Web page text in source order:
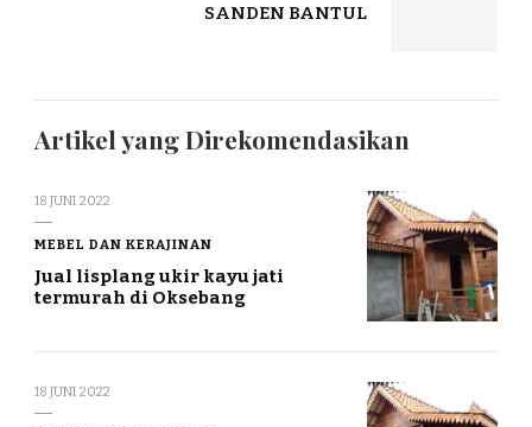
SANDEN BANTUL
Artikel yang Direkomendasikan
18 JUNI 2022
MEBEL DAN KERAJINAN
Jual lisplang ukir kayu jati
termurah di Oksebang
18 JUNI 2022